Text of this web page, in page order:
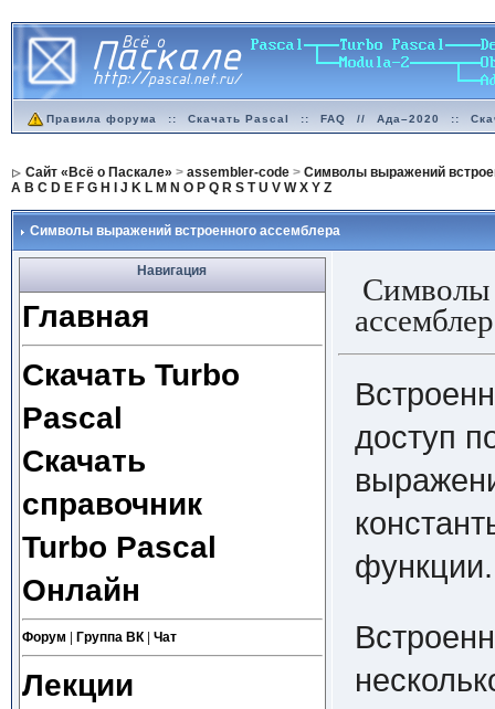
Правила форума :: Скачать Pascal :: FAQ // Ада–2020 ::
Сайт «Всё о Паскале» > assembler-code> Символы выражений
A B C D E F G H J K L M N O P Q R S T U V W X Y Z
Символы выражений встроенного ассемблера
Навигация
Главная
Скачать Turbo
Pascal
Скачать
справочник
Turbo Pascal
Онлайн
Форум Группа ВК| Чат
Лекции
Символы
доступ
функции.